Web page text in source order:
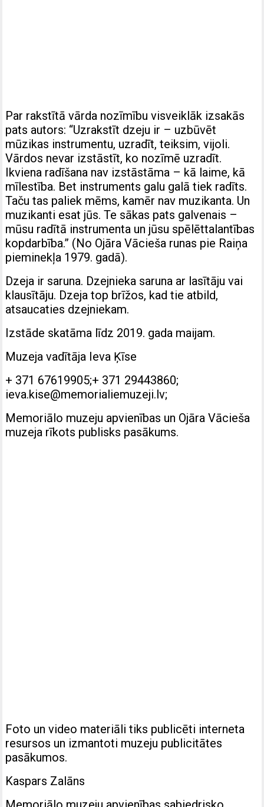
Par rakstītā vārda nozīmību visveiklāk izsakās
pats autors: “Uzrakstīt dzeju ir – uzbūvēt
mūzikas instrumentu, uzradīt, teiksim, vijoli.
Vārdos nevar izstāstīt, ko nozīmē uzradīt.
Ikviena radīšana nav izstāstāma – kā laime, kā
mīlestība. Bet instruments galu galā tiek radīts.
Taču tas paliek mēms, kamēr nav muzikanta. Un
muzikanti esat jūs. Te sākas pats galvenais –
mūsu radītā instrumenta un jūsu spēlēttalantības
kopdarbība.” (No Ojāra Vācieša runas pie Raiņa
pieminekļa 1979. gadā).
Dzeja ir saruna. Dzejnieka saruna ar lasītāju vai
klausītāju. Dzeja top brīžos, kad tie atbild,
atsaucaties dzejniekam.
Izstāde skatāma līdz 2019. gada maijam.
Muzeja vadītāja Ieva Ķīse
+ 371 67619905;+ 371 29443860;
ieva.kise@memorialiemuzeji.lv;
Memoriālo muzeju apvienības un Ojāra Vācieša
muzeja rīkots publisks pasākums.
Foto un video materiāli tiks publicēti interneta
resursos un izmantoti muzeju publicitātes
pasākumos.
Kaspars Zalāns